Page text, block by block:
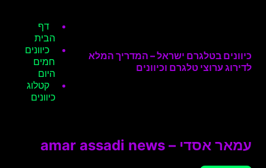
כיוונים בטלגרם ישראל – המדריך המלא
לדירוג ערוצי טלגרם וכיוונים
דף
הבית
כיוונים
חמים
היום
קטלוג
כיוונים
עמאר אסדי – amar assadi news